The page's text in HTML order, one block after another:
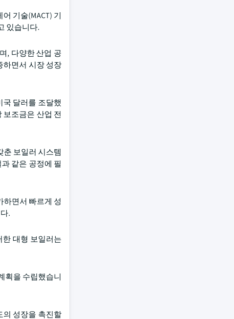
기술(MACT) 기
있습니다.
, 다양한 산업 공
하면서 시장 성장
국 달러를 조달했
보조금은 산업 전
춘 보일러 시스템
같은 공정에 필
하면서 빠르게 성
.
대형 보일러는
획을 수립했습니
의 성장을 촉진할